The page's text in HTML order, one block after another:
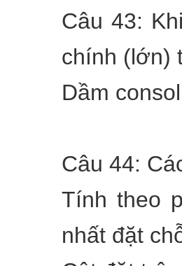
Câu 43:
chính (lớn)
Dầm
Câu 44:
Tính theo
nhất đặt